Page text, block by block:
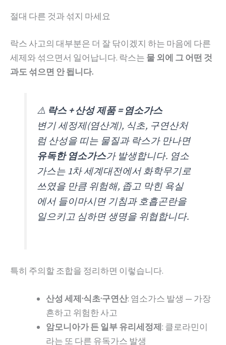
절대 다른 것과 섞지 마세요
락스 사고의 대부분은 더 잘 닦이겠지 하는 마음에 다른
세제와 섞으면서 일어납니다. 락스는 물 외에 그 어떤 것
과도 섞으면 안 됩니다.
⚠️ 락스 + 산성 제품 = 염소가스
변기 세정제(염산계), 식초, 구연산처
럼 산성을 띠는 물질과 락스가 만나면
유독한 염소가스가 발생합니다. 염소
가스는 1차 세계대전에서 화학무기로
쓰였을 만큼 위험해, 좁고 막힌 욕실
에서 들이마시면 기침과 호흡곤란을
일으키고 심하면 생명을 위협합니다.
특히 주의할 조합을 정리하면 이렇습니다.
산성 세제·식초·구연산: 염소가스 발생 — 가장
흔하고 위험한 사고
암모니아가 든 일부 유리세정제: 클로라민이
라는 또 다른 유독가스 발생